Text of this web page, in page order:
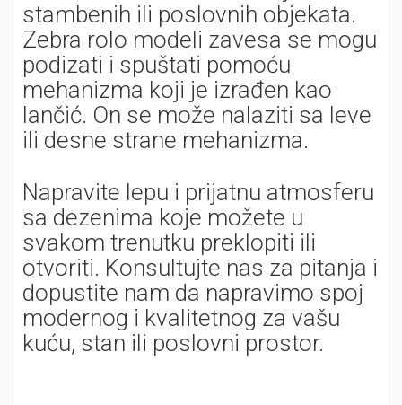
stambenih ili poslovnih objekata.
Zebra rolo modeli zavesa se mogu
podizati i spuštati pomoću
mehanizma koji je izrađen kao
lančić. On se može nalaziti sa leve
ili desne strane mehanizma.
Napravite lepu i prijatnu atmosferu
sa dezenima koje možete u
svakom trenutku preklopiti ili
otvoriti. Konsultujte nas za pitanja i
dopustite nam da napravimo spoj
modernog i kvalitetnog za vašu
kuću, stan ili poslovni prostor.